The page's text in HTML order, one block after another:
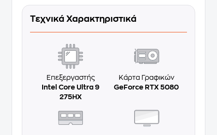
Τεχνικά Χαρακτηριστικά
Επεξεργαστής
Intel Core Ultra 9
275HX
Κάρτα Γραφικών
GeForce RTX 5080